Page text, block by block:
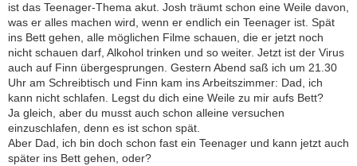
ist das Teenager-Thema akut. Josh träumt schon eine Weile davon,
was er alles machen wird, wenn er endlich ein Teenager ist. Spät
ins Bett gehen, alle möglichen Filme schauen, die er jetzt noch
nicht schauen darf, Alkohol trinken und so weiter. Jetzt ist der Virus
auch auf Finn übergesprungen. Gestern Abend saß ich um 21.30
Uhr am Schreibtisch und Finn kam ins Arbeitszimmer: Dad, ich
kann nicht schlafen. Legst du dich eine Weile zu mir aufs Bett?
Ja gleich, aber du musst auch schon alleine versuchen
einzuschlafen, denn es ist schon spät.
Aber Dad, ich bin doch schon fast ein Teenager und kann jetzt auch
später ins Bett gehen, oder?